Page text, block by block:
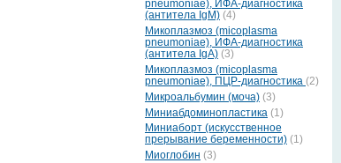
pneumoniae), ИФА-диагностика
(антитела IgM) (4)
Микоплазмоз (micoplasma
pneumoniae), ИФА-диагностика
(антитела IgА) (3)
Микоплазмоз (micoplasma
pneumoniae), ПЦР-диагностика (2)
Микроальбумин (моча) (3)
Миниабдоминопластика (1)
Миниаборт (искусственное
прерывание беременности) (1)
Миоглобин (3)